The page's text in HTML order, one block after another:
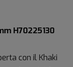
H70225130
con il Khaki